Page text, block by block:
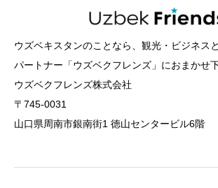
ウズベキスタンのことなら、観光・ビジネス
パートナー「ウズベクフレンズ」におまかせ下
ウズベクフレンズ株式会社
〒745-0031
山口県周南市銀南街1 徳山センタービル6階